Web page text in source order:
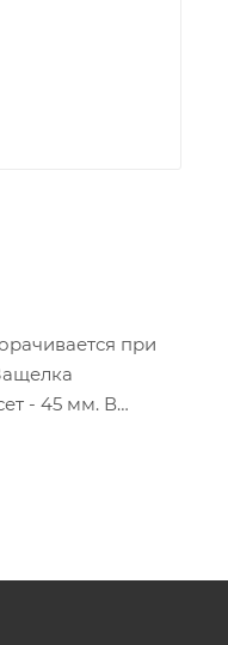
при
- 45 мм. В
заказа